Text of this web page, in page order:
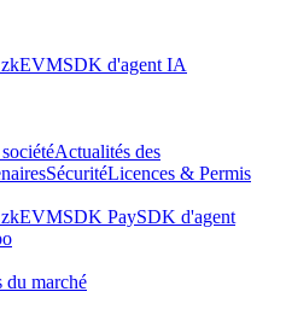
zkEVMSDK d'agent IA
Actualités des
SécuritéLicences & Permis
zkEVMSDK PaySDK d'agent
du marché